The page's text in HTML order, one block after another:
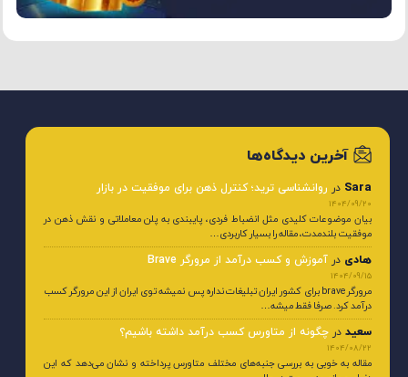
آخرین دیدگاه‌ها
Sara در روانشناسی ترید؛ کنترل ذهن برای موفقیت در بازار
1404/09/20
بیان موضوعات کلیدی مثل انضباط فردی، پایبندی به پلن معاملاتی و نقش ذهن در
موفقیت بلندمدت، مقاله را بسیار کاربردی…
هادی در آموزش و کسب درآمد از مرورگر Brave
1404/09/15
مرورگر brave برای کشور ایران تبلیغات نداره پس نمیشه توی ایران از این مرورگر کسب
درآمد کرد. صرفا فقط میشه…
سعید در چگونه از متاورس کسب درآمد داشته باشیم؟
1404/08/22
مقاله به خوبی به بررسی جنبه‌های مختلف متاورس پرداخته و نشان می‌دهد که این